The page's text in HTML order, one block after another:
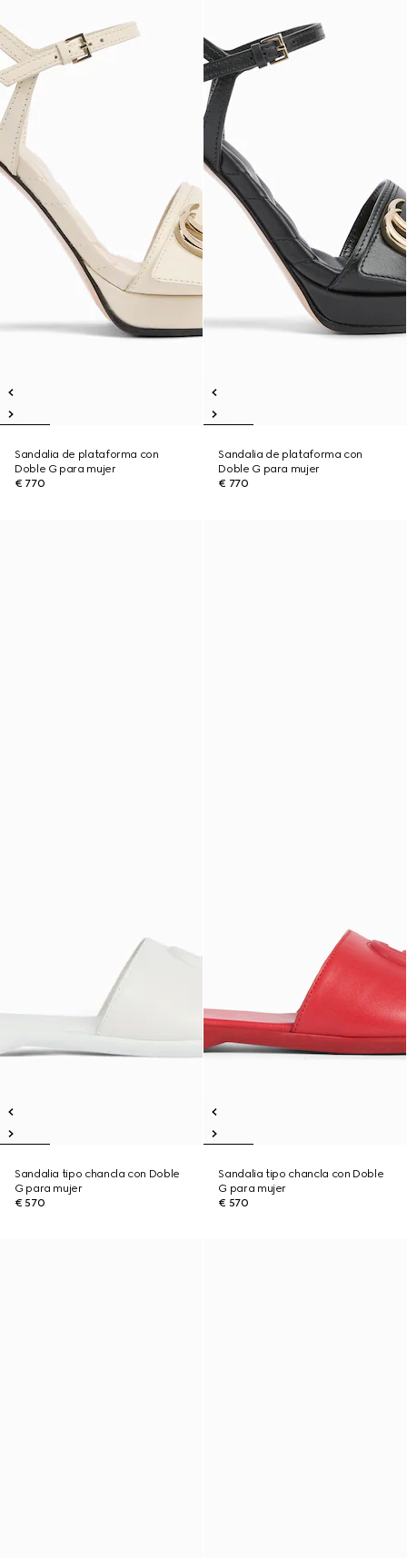
Sandalia de plataforma con
Doble G para mujer
€ 770
Sandalia de plataforma con
Doble G para mujer
€ 770
Sandalia tipo chancla con Doble
G para mujer
€ 570
Sandalia tipo chancla con Doble
G para mujer
€ 570